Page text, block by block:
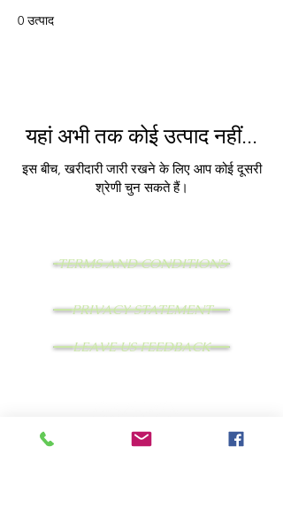
0 उत्पाद
यहां अभी तक कोई उत्पाद नहीं...
इस बीच, खरीदारी जारी रखने के लिए आप कोई दूसरी
श्रेणी चुन सकते हैं।
TERMS AND CONDITIONS
PRIVACY STATEMENT
LEAVE US FEEDBACK